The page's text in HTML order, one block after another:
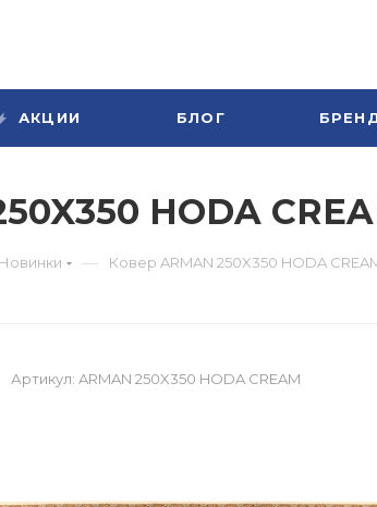
АКЦИИ БЛОГ
HODA
Новинки — Ковер ARMAN 250X350 HODA
Артикул: ARMAN 250X350 HODA CREAM